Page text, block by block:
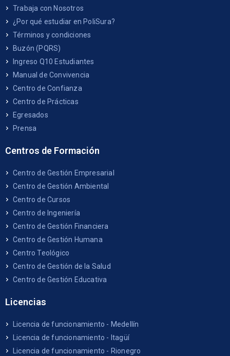
Trabaja con Nosotros
¿Por qué estudiar en PoliSura?
Términos y condiciones
Buzón (PQRS)
Ingreso Q10 Estudiantes
Manual de Convivencia
Centro de Confianza
Centro de Prácticas
Egresados
Prensa
Centros de Formación
Centro de Gestión Empresarial
Centro de Gestión Ambiental
Centro de Cursos
Centro de Ingeniería
Centro de Gestión Financiera
Centro de Gestión Humana
Centro Teológico
Centro de Gestión de la Salud
Centro de Gestión Educativa
Licencias
Licencia de funcionamiento - Medellín
Licencia de funcionamiento - Itagüí
Licencia de funcionamiento - Rionegro